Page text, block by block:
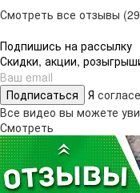
Смотреть все отзывы
Подпишись на рассылку
Скидки, акции,
Подписаться Я
Все видео вы можете
Смотреть